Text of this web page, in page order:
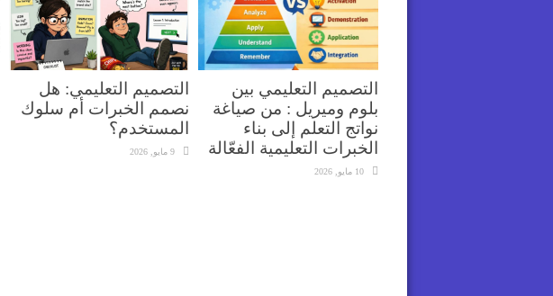
التصميم التعليمي بين
بلوم وميريل : من صياغة
نواتج التعلم إلى بناء
الخبرات التعليمية الفعّالة
10 مايو, 2026
التصميم التعليمي: هل
نصمم الخبرات أم سلوك
المستخدم؟
9 مايو, 2026